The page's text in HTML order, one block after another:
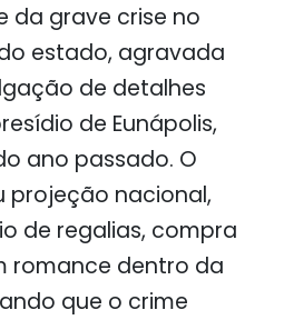
da grave crise no
estado, agravada
de detalhes
de Eunápolis,
ano passado. O
projeção nacional,
de regalias, compra
romance dentro da
que o crime